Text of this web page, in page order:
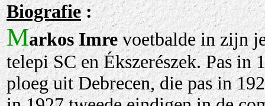
Biografie:
Markos Imrevoetbalde in zijn
telepi SC en Ékszerészek. Pas
ploeg uit Debrecen, die pas in